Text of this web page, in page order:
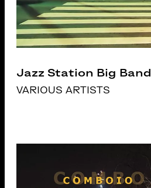
Jazz Station Big Band
VARIOUS ARTISTS